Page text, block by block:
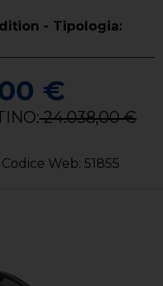
Codice Web: 51855
- Tipologia:
€
24.038,00 €